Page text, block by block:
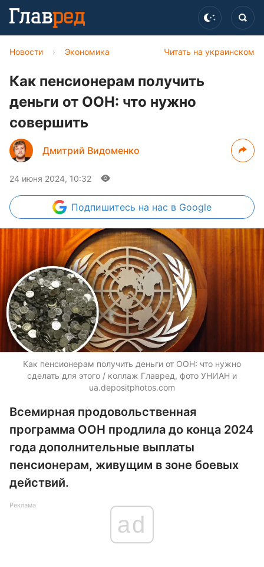
Читать на украинском
Новости › Экономика
Как пенсионерам получить
деньги от ООН: что нужно
совершить
Дмитрий Видоменко
24 июня 2024, 10:32
Подпишитесь на нас в Google
Как пенсионерам получить деньги от ООН: что нужно
сделать для этого / коллаж Главред, фото УНИАН и
ua.depositphotos.com
Всемирная продовольственная
программа ООН продлила до конца 2024
года дополнительные выплаты
пенсионерам, живущим в зоне боевых
действий.
Реклама
ad